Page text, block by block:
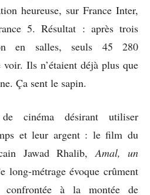
heureuse, sur France Inter,
5. Résultat : après trois
en salles, seuls 45 280
voir. Ils n’étaient déjà plus que
Ça sent le sapin.
cinéma désirant utiliser
et leur argent : le film du
Jawad Rhalib,Amal, un
long-métrage évoque crûment
à la montée de